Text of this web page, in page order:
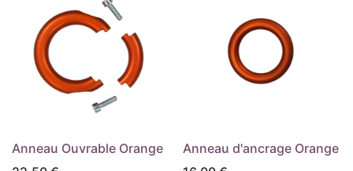
Anneau Ouvrable Orange
Anneau d'ancrage Orange